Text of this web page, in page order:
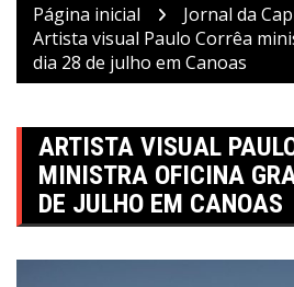
Página inicial
Jornal da
Artista visual Paulo Corrêa
dia 28 de julho em Canoas
ARTISTA VISUAL
MINISTRA OFICINA
DE JULHO EM CANOAS